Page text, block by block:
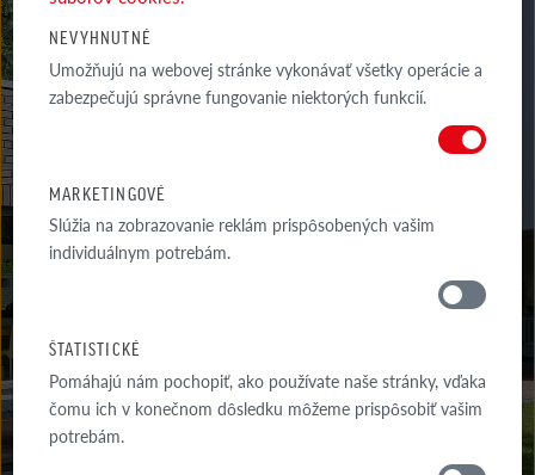
WIESMOOR
KDE
NAKÚPIŤ
NEVYHNUTNÉ
Umožňujú na webovej stránke vykonávať všetky operácie a
zabezpečujú správne fungovanie niektorých funkcií.
MARKETINGOVÉ
Slúžia na zobrazovanie reklám prispôsobených vašim
individuálnym potrebám.
ŠTATISTICKÉ
Pomáhajú nám pochopiť, ako používate naše stránky, vďaka
čomu ich v konečnom dôsledku môžeme prispôsobiť vašim
potrebám.